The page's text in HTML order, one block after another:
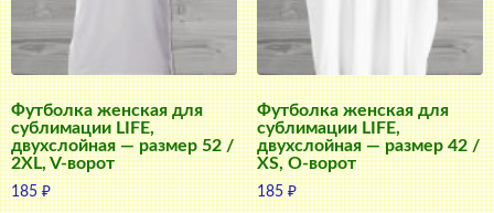
Футболка женская для
сублимации LIFE,
двухслойная — размер 52 /
2XL, V-ворот
185₽
Футболка женская для
сублимации LIFE,
двухслойная — размер 42 /
XS, О-ворот
185₽